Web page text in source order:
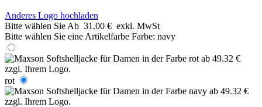
Anderes Logo hochladen
Bitte wählen Sie Ab 31,00 € exkl. MwSt
Bitte wählen Sie eine Artikelfarbe Farbe: navy
rot